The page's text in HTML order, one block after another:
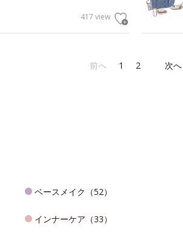
417 view
前へ 1 2 次へ
ベースメイク（52）
インナーケア（33）